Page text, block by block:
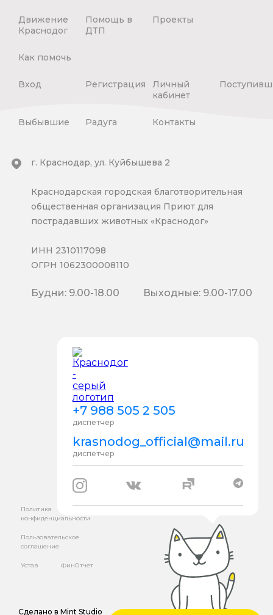
Движение
Краснодог
Помощь в
ДТП
Проекты
Как помочь
Вход Регистрация
Личный
кабинет
Выбывшие Радуга Контакты
+7 988 505 2 505
диспетчер
krasnodog_official@mail.ru
диспетчер
г. Краснодар, ул. Куйбышева 2
Краснодарская городская благотворительная
общественная организация Приют для
пострадавших животных «Краснодог»
ИНН 2310117098
ОГРН 1062300008110
Будни: 9.00-18.00 Выходные: 9.00-17.00
Политика
конфиденциальности
Пользовательское
соглашение
Устав ФинОтчет
Сделано в Mint Studio